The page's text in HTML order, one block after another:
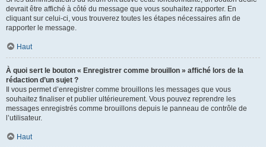
devrait être affiché à côté du message que vous souhaitez rapporter. En
cliquant sur celui-ci, vous trouverez toutes les étapes nécessaires afin de
rapporter le message.
Haut
À quoi sert le bouton « Enregistrer comme brouillon » affiché lors de la
rédaction d’un sujet ?
Il vous permet d’enregistrer comme brouillons les messages que vous
souhaitez finaliser et publier ultérieurement. Vous pouvez reprendre les
messages enregistrés comme brouillons depuis le panneau de contrôle de
l’utilisateur.
Haut